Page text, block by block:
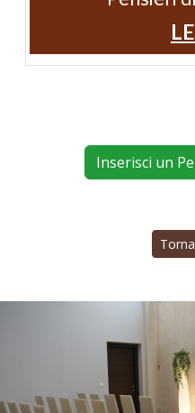
Inserisci un